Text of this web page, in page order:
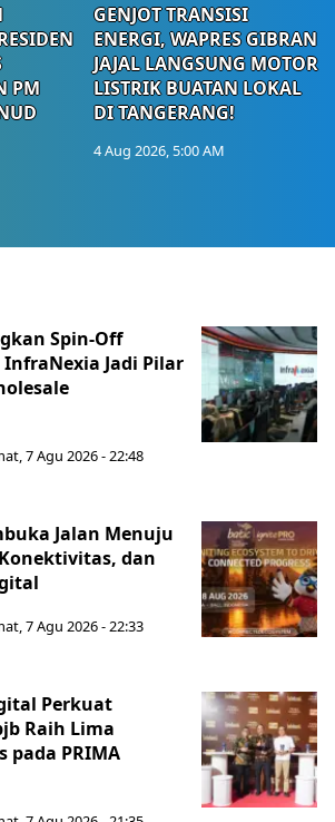
PM
GENJOT TRANSISI
ENERGI, WAPRES GIBRAN
JAJAL LANGSUNG MOTOR
LISTRIK BUATAN LOKAL
DI TANGERANG!
4 Aug 2026, 5:00 AM
Spin-Off
Jadi Pilar
7 Agu 2026 - 22:48
Jalan Menuju
dan
7 Agu 2026 - 22:33
Perkuat
Raih Lima
pada PRIMA